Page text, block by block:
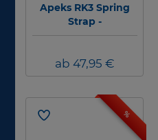
Apeks RK3 Spring
Strap -
Ersatzflossenbänder
ab 47,95 €
%